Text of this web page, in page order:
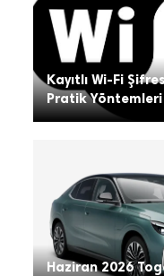
Kayıtlı Wi-Fi
Pratik Yöntemleri
Haziran 2026